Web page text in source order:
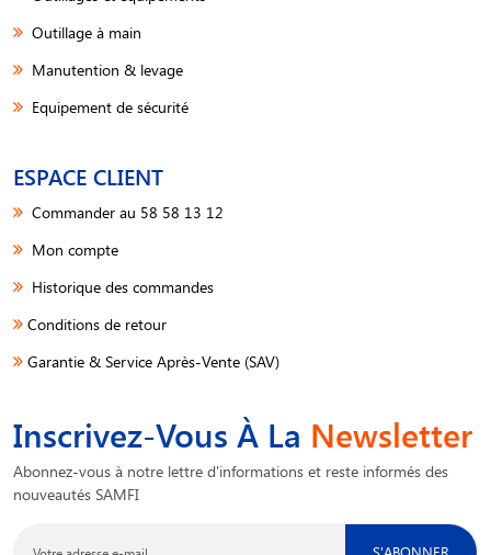
Outillage à main
Manutention & levage
Equipement de sécurité
ESPACE CLIENT
Commander au 58 58 13 12
Mon compte
Historique des commandes
Conditions de retour
Garantie & Service Après-Vente (SAV)
Inscrivez-Vous À La Newsletter
Abonnez-vous à notre lettre d'informations et reste informés des
nouveautés SAMFI